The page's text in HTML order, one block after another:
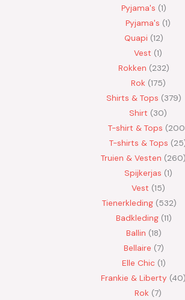
Pyjama's 1
Pyjama's 1
Quapi 12
Vest 1
Rokken 232
Rok 175
Shirts & Tops 379
Shirt
30
T-shirt & Tops
200
T-shirts & Tops
25
Truien & Vesten
260
Spijkerjas 1
Vest 15
Tienerkleding 532
Badkleding 11
Ballin 18
Bellaire 7
Elle Chic 1
Frankie & Liberty 40
Rok 7